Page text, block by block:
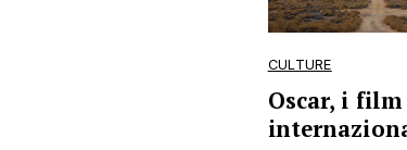
CULTURE
Oscar, i